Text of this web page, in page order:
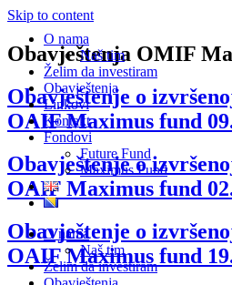
Skip to content
O nama
Naš tim
Želim da investiram
Obavještenja
Linkovi
Kontakt
Fondovi
Future Fund
Maximus Fund
O nama
Naš tim
Želim da investiram
Obavještenja OMIF
Obavještenje o
OAIF Maximus fund
Obavještenje o
OAIF Maximus fund
Obavještenje o
OAIF Maximus fund